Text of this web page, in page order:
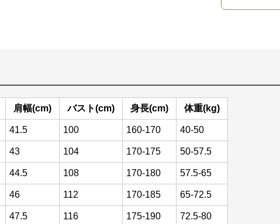
肩幅(cm) バスト(cm) 身長(cm) 体重(kg)
41.5 100 160-170 40-50
43 104 170-175 50-57.5
44.5 108 170-180 57.5-65
46 112 170-185 65-72.5
47.5 116 175-190 72.5-80